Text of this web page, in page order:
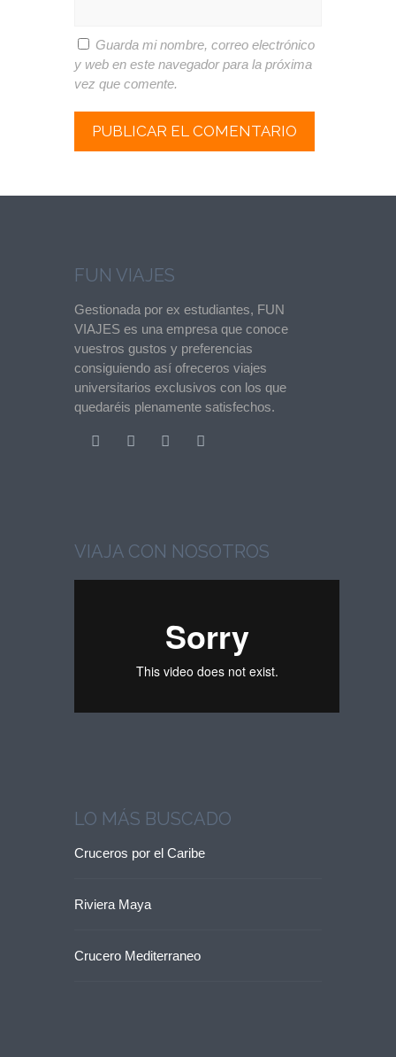
Guarda mi nombre, correo electrónico
y web en este navegador para la próxima
vez que comente.
FUN VIAJES
Gestionada por ex estudiantes, FUN
VIAJES es una empresa que conoce
vuestros gustos y preferencias
consiguiendo así ofreceros viajes
universitarios exclusivos con los que
quedaréis plenamente satisfechos.
VIAJA CON NOSOTROS
LO MÁS BUSCADO
Cruceros por el Caribe
Riviera Maya
Crucero Mediterraneo